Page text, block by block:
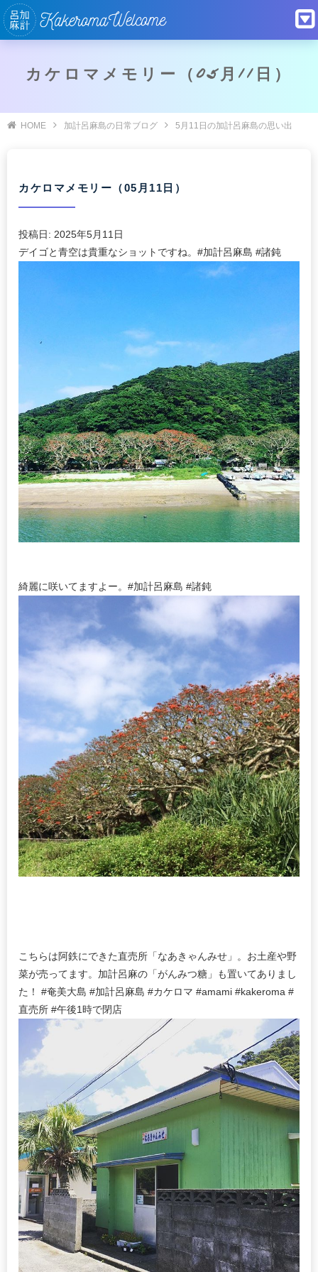
カケロマメモリー（05月11日）
HOME 加計呂麻島の日常ブログ 5月11日の加計呂麻島の思い出
カケロマメモリー（05月11日）
投稿日: 2025年5月11日
デイゴと青空は貴重なショットですね。#加計呂麻島 #諸鈍
綺麗に咲いてますよー。#加計呂麻島 #諸鈍
こちらは阿鉄にできた直売所「なあきゃんみせ」。お土産や野
菜が売ってます。加計呂麻の「がんみつ糖」も置いてありまし
た！ #奄美大島 #加計呂麻島 #カケロマ #amami #kakeroma #
直売所 #午後1時で閉店